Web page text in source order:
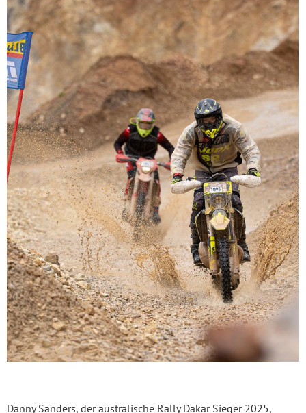
Danny Sanders, der australische Rally Dakar Sieger 2025,